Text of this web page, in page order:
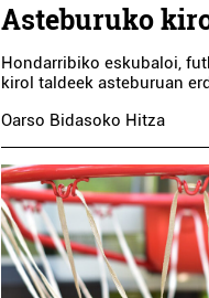
Asteburuko
Hondarribiko eskubaloi,
kirol taldeek asteburuan
Oarso Bidasoko Hitza